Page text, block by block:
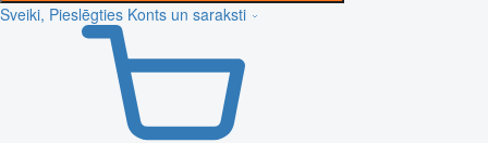
Sveiki, Pieslēgties Konts un saraksti